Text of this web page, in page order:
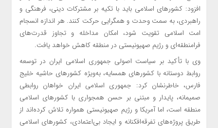
افزود: کشورهای اسلامی باید با تکیه بر مشترکات دینی، فرهنگی و
راهبردی، به سمت وحدت و همگرایی حرکت کنند. هر اندازه انسجام
امت اسلامی تقویت شود، امکان مداخله و تجاوز قدرت‌های
فرامنطقه‌ای و رژیم صهیونیستی در منطقه کاهش خواهد یافت.
وی با تأکید بر سیاست اصولی جمهوری اسلامی ایران در توسعه
روابط دوستانه با کشورهای همسایه، به‌ویژه کشورهای حاشیه خلیج
فارس، خاطرنشان کرد: جمهوری اسلامی ایران خواهان روابطی
صمیمانه، پایدار و مبتنی بر حسن همجواری با کشورهای اسلامی
منطقه است، اما آمریکا و رژیم صهیونیستی همواره تلاش کرده‌اند از
طریق پروژه‌های تفرقه‌افکنانه و ایجاد بی‌اعتمادی، کشورهای اسلامی